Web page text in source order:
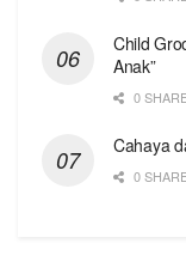
Child
Anak”
0
Cahaya
0